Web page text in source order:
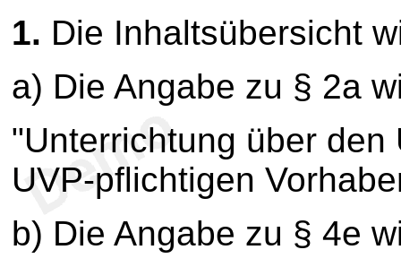
1. Die Inhaltsübersicht
a) Die Angabe zu § 2a
"Unterrichtung über
UVP-pflichtigen
b) Die Angabe zu § 4e